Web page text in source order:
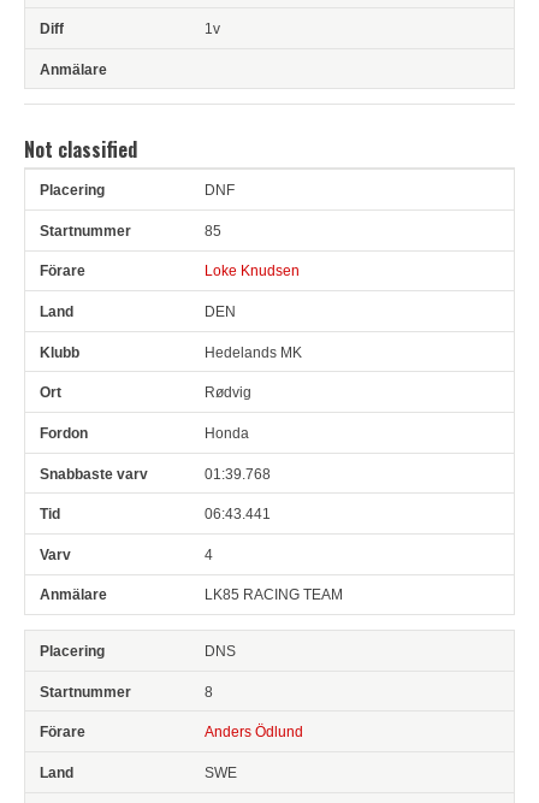
1v
Not classified
Pl Snr Land
DNF
85
Loke Knudsen
DEN
Hedelands MK
Rødvig
Honda
01:39.768
06:43.441
4
LK85 RACING TEAM
DNS
8
Anders Ödlund
SWE